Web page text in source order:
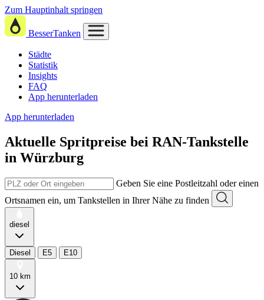
Zum Hauptinhalt springen
BesserTanken
Städte
Statistik
Insights
FAQ
App herunterladen
App herunterladen
Aktuelle Spritpreise bei RAN-Tankstelle
in Würzburg
Geben Sie eine Postleitzahl oder einen
Ortsnamen ein, um Tankstellen in Ihrer Nähe zu finden
diesel
Diesel E5 E10
10 km